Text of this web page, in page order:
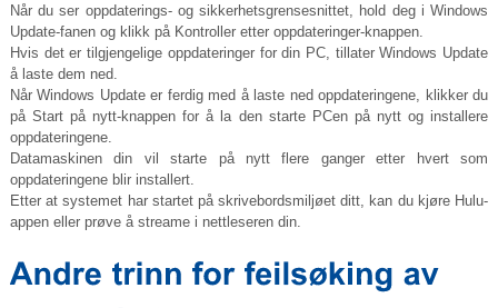
Når du ser oppdaterings- og sikkerhetsgrensesnittet, hold deg i Windows
Update-fanen og klikk på Kontroller etter oppdateringer-knappen.
Hvis det er tilgjengelige oppdateringer for din PC, tillater Windows Update
å laste dem ned.
Når Windows Update er ferdig med å laste ned oppdateringene, klikker du
på Start på nytt-knappen for å la den starte PCen på nytt og installere
oppdateringene.
Datamaskinen din vil starte på nytt flere ganger etter hvert som
oppdateringene blir installert.
Etter at systemet har startet på skrivebordsmiljøet ditt, kan du kjøre Hulu-
appen eller prøve å streame i nettleseren din.